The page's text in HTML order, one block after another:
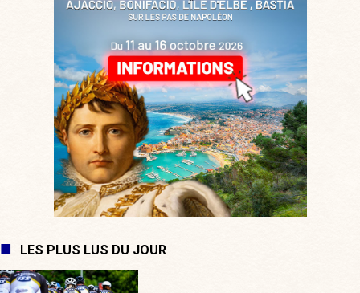
LES PLUS LUS DU JOUR